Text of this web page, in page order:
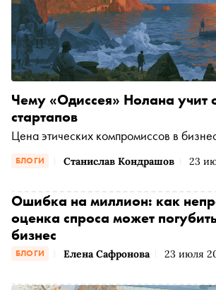
БЛОГИ Станислав Кондрашов 23
Чему «Одиссея» Нолана учит
стартапов
Цена этических компромиссов в
БЛОГИ Елена Сафронова 23 июля
Ошибка на миллион: как
оценка спроса может
бизнес